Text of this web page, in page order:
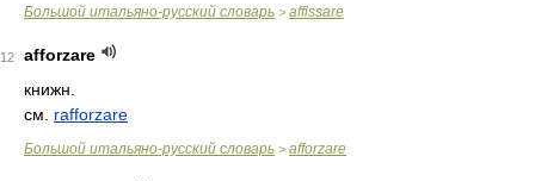
Большой итальяно-русский словарь > affissare
12
afforzare
книжн.
см. rafforzare
Большой итальяно-русский словарь > afforzare